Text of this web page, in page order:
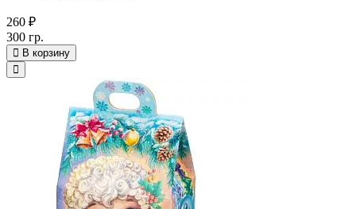
260 ₽
300 гр.
В корзину